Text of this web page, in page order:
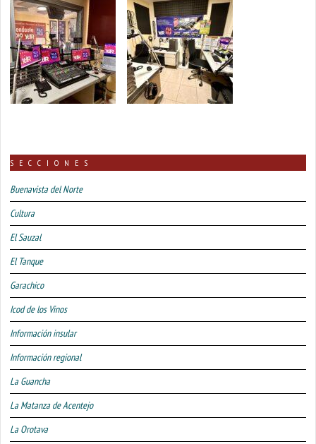
SECCIONES
Buenavista del Norte
Cultura
El Sauzal
El Tanque
Garachico
Icod de los Vinos
Información insular
Información regional
La Guancha
La Matanza de Acentejo
La Orotava